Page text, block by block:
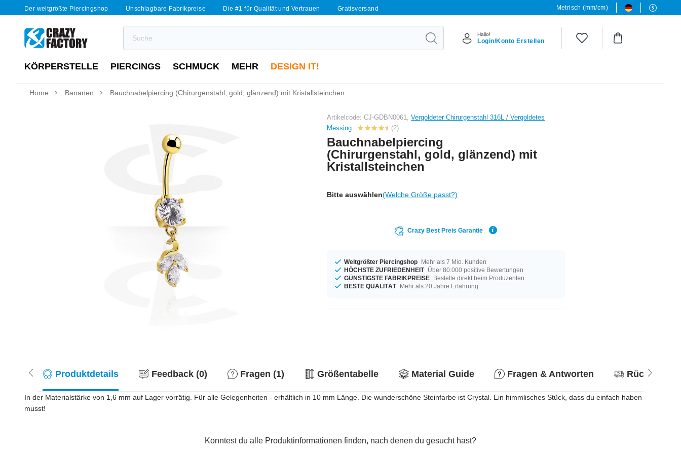
Der weltgrößte Piercingshop Unschlagbare Fabrikpreise Die #1 für Qualität und Vertrauen Gratisversand Metrisch (mm/cm)
Hallo!
Login/Konto Erstellen
KÖRPERSTELLE PIERCINGS SCHMUCK MEHR DESIGN IT!
Home Bananen Bauchnabelpiercing (Chirurgenstahl, gold, glänzend) mit Kristallsteinchen
Artikelcode: CJ-GDBN0061,Vergoldeter Chirurgenstahl 316L / Vergoldetes
Messing
(2)
Bauchnabelpiercing
(Chirurgenstahl, gold, glänzend) mit
Kristallsteinchen
Bitte auswählen(Welche Größe passt?)
Crazy Best Preis Garantie
Weltgrößter Piercingshop Mehr als 7 Mio. Kunden
HÖCHSTE ZUFRIEDENHEIT Über 80.000 positive Bewertungen
GÜNSTIGSTE FABRIKPREISE Bestelle direkt beim Produzenten
BESTE QUALITÄT Mehr als 20 Jahre Erfahrung
Produktdetails Feedback (0) Fragen (1) Größentabelle Material Guide Fragen & Antworten
In der Materialstärke von 1,6 mm auf Lager vorrätig. Für alle Gelegenheiten - erhältlich in 10 mm Länge. Die wunderschöne Steinfarbe ist Crystal. Ein himmlisches Stück, dass du einfach haben
musst!
Konntest du alle Produktinformationen finden, nach denen du gesucht hast?